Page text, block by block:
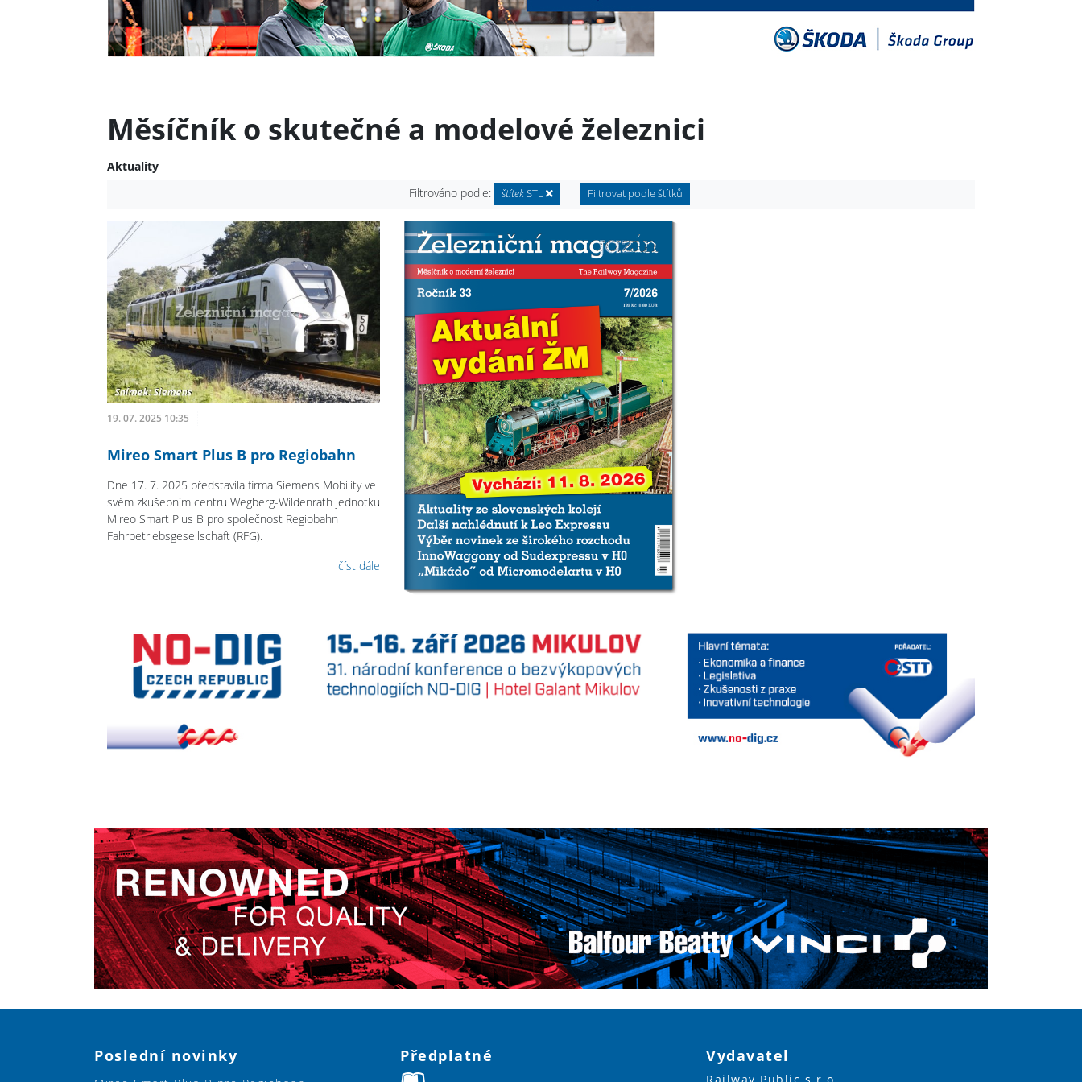
Měsíčník o skutečné a modelové železnici
Aktuality
Filtrováno podle:
štítekSTL Filtrovat podle štítků
19. 07. 2025 10:35
Mireo Smart Plus B pro Regiobahn
Dne 17. 7. 2025 představila firma Siemens Mobility ve
svém zkušebním centru Wegberg-Wildenrath jednotku
Mireo Smart Plus B pro společnost Regiobahn
Fahrbetriebsgesellschaft (RFG).
číst dále
Poslední novinky Předplatné Vydavatel